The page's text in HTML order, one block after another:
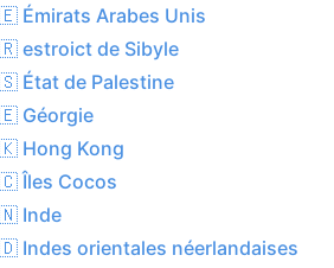
Émirats Arabes Unis
estroict de Sibyle
État de Palestine
Géorgie
Hong Kong
Îles Cocos
Inde
Indes orientales néerlandaises